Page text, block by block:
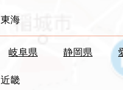
東海
岐阜県 静岡県
近畿